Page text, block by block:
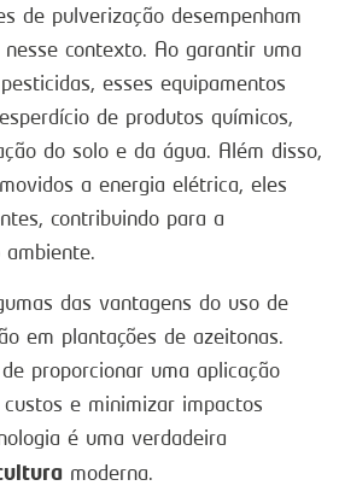
de pulverização desempenham
contexto. Ao garantir uma
esses equipamentos
de produtos químicos,
do solo e da água. Além disso,
a energia elétrica, eles
contribuindo para a
das vantagens do uso de
em plantações de azeitonas.
proporcionar uma aplicação
e minimizar impactos
é uma verdadeira
moderna.